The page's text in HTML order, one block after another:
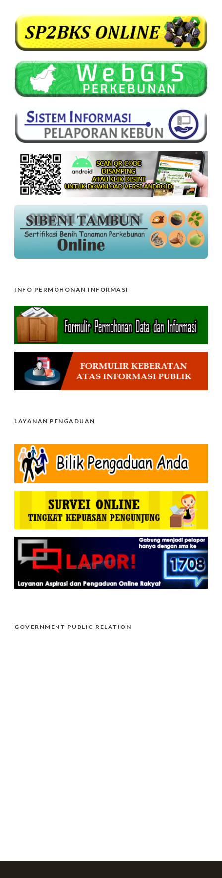
INFO PERMOHONAN INFORMASI
LAYANAN PENGADUAN
GOVERNMENT PUBLIC RELATION